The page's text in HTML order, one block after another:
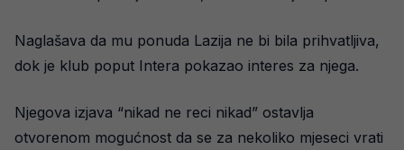
Naglašava da mu ponuda Lazija ne bi bila prihvatljiva,
dok je klub poput Intera pokazao interes za njega.
Njegova izjava “nikad ne reci nikad” ostavlja
otvorenom mogućnost da se za nekoliko mjeseci vrati